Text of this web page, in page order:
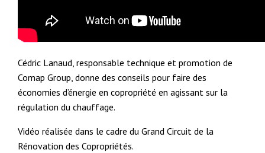
Cédric Lanaud, responsable technique et promotion de
Comap Group, donne des conseils pour faire des
économies d’énergie en copropriété en agissant sur la
régulation du chauffage.
Vidéo réalisée dans le cadre du Grand Circuit de la
Rénovation des Copropriétés.